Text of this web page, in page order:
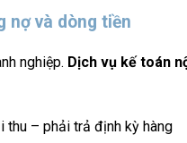
nợ và dòng tiền
nghiệp. Dịch vụ kế toán
thu – phải trả định kỳ hàng